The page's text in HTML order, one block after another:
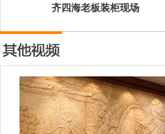
齐四海老板装柜现场